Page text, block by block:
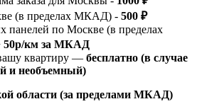
(в пределах МКАД) - 500 ₽
панелей по Москве (в пределах
50р/км за МКАД
квартиру — бесплатно (в случае
и необъемный)
области (за пределами МКАД)